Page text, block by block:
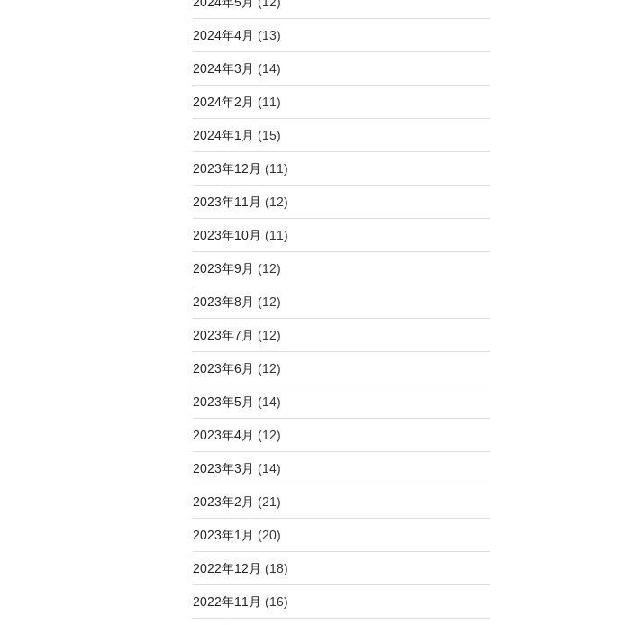
2024年4月 (13)
2024年3月 (14)
2024年2月 (11)
2024年1月 (15)
2023年12月 (11)
2023年11月 (12)
2023年10月 (11)
2023年9月 (12)
2023年8月 (12)
2023年7月 (12)
2023年6月 (12)
2023年5月 (14)
2023年4月 (12)
2023年3月 (14)
2023年2月 (21)
2023年1月 (20)
2022年12月 (18)
2022年11月 (16)